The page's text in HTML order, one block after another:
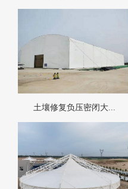
土壤修复负压密闭大...